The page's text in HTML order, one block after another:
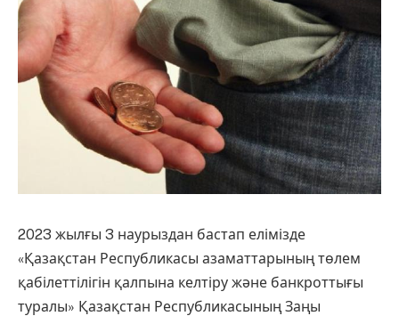
2023 жылғы 3 наурыздан бастап елімізде
«Қазақстан Республикасы азаматтарының төлем
қабілеттілігін қалпына келтіру және банкроттығы
туралы» Қазақстан Республикасының Заңы